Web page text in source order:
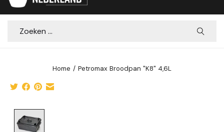
Zoeken
Home / Petromax Broodpan "K8" 4,6L